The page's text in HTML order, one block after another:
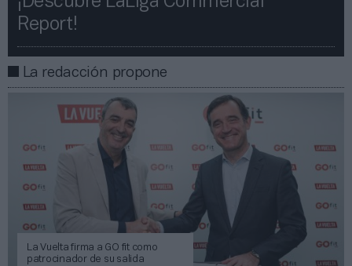
Report!​​
La redacción propone
La Vuelta firma a GO fit como
patrocinador de su salida